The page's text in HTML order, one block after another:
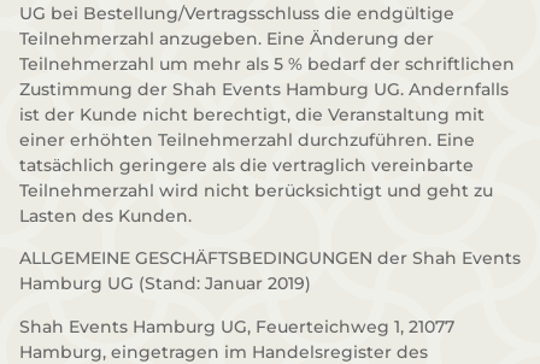
UG bei Bestellung/Vertragsschluss die endgültige
Teilnehmerzahl anzugeben. Eine Änderung der
Teilnehmerzahl um mehr als 5 % bedarf der schriftlichen
Zustimmung der Shah Events Hamburg UG. Andernfalls
ist der Kunde nicht berechtigt, die Veranstaltung mit
einer erhöhten Teilnehmerzahl durchzuführen. Eine
tatsächlich geringere als die vertraglich vereinbarte
Teilnehmerzahl wird nicht berücksichtigt und geht zu
Lasten des Kunden.
ALLGEMEINE GESCHÄFTSBEDINGUNGEN der Shah Events
Hamburg UG (Stand: Januar 2019)
Shah Events Hamburg UG, Feuerteichweg 1, 21077
Hamburg, eingetragen im Handelsregister des